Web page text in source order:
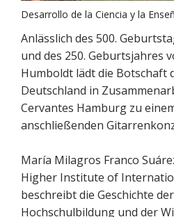
Desarrollo de la Ciencia y la
Anlässlich des 500.
und des 250. Geburtsjahres
Humboldt lädt die Botschaft
Deutschland in
Cervantes Hamburg zu
anschließenden
María Milagros Franco
Higher Institute of
beschreibt die Geschichte
Hochschulbildung und der